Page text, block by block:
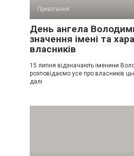
Привітання
День ангела
значення імені та
власників
15 липня відзначають іменини
розповідаємо усе про власників
далі